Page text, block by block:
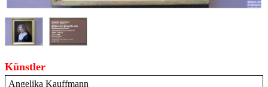
Künstler
Angelika Kauffmann